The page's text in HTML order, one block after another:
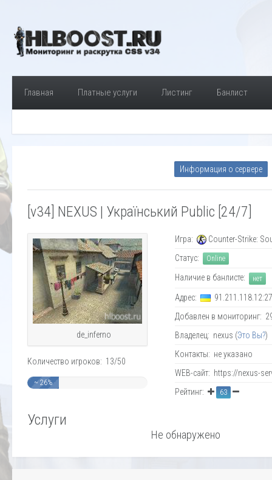
Главная Платные услуги Листинг Банлист
Информация о сервере
[v34] NEXUS | Український Public [24/7]
de_inferno
Количество игроков: 13/50
~ 26%
Игра:
Counter-Strike:
Статус:
Online
Наличие в банлисте: нет
Адрес:
Добавлен в мониторинг:
Владелец: nexus (Это Вы?)
Контакты: не указано
WEB-сайт: https://nexus-
Рейтинг:
63
Услуги
Не обнаружено